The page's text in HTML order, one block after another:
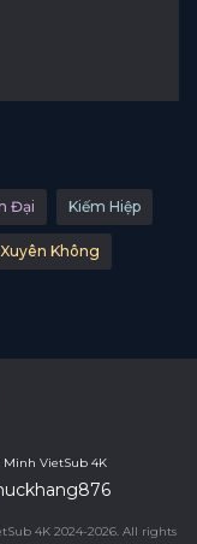
Đại Kiếm Hiệp
Xuyên Không
Minh VietSub 4K
4K 2024-2026. All rights